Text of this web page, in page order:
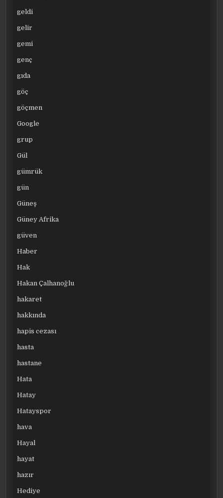
geldi
gelir
gemi
genç
gıda
göç
göçmen
Google
grup
Gül
gümrük
gün
Güneş
Güney Afrika
güven
Haber
Hak
Hakan Çalhanoğlu
hakaret
hakkında
hapis cezası
hasta
hastane
Hata
Hatay
Hatayspor
hava
Hayal
hayat
hazır
Hediye